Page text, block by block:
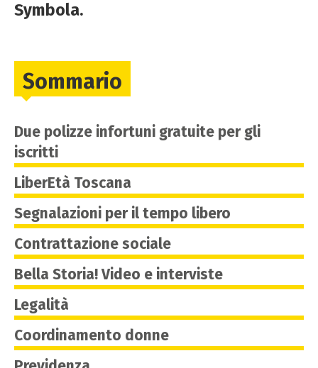
Symbola.
Sommario
Due polizze infortuni gratuite per gli
iscritti
LiberEtà Toscana
Segnalazioni per il tempo libero
Contrattazione sociale
Bella Storia! Video e interviste
Legalità
Coordinamento donne